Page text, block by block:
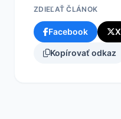
ZDIEĽAŤ ČLÁNOK
Facebook X
Kopírovať odkaz